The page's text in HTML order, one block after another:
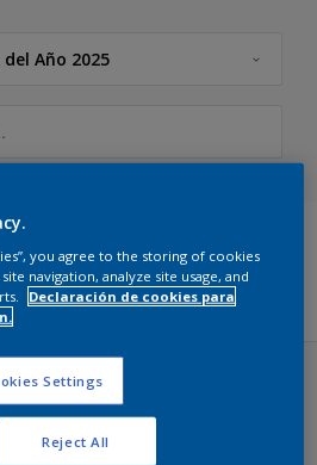
Año 2025
Año 2025
Filters
del Año 2025 (30 colores)
you agree to the storing of cookies
navigation, analyze site usage, and
Declaración de cookies para
Settings
Reject All